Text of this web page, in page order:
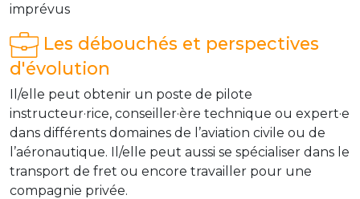
imprévus
Les débouchés et perspectives
d'évolution
Il/elle peut obtenir un poste de pilote
instructeur·rice, conseiller·ère technique ou expert·e
dans différents domaines de l’aviation civile ou de
l’aéronautique. Il/elle peut aussi se spécialiser dans le
transport de fret ou encore travailler pour une
compagnie privée.